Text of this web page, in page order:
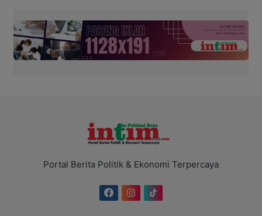
Portal Berita Politik & Ekonomi Terpercaya